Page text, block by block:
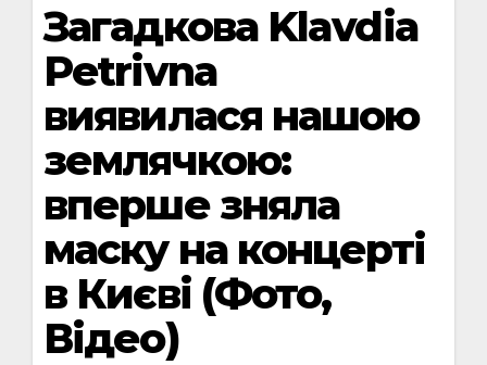
Загадкова Klavdia
Petrivna
виявилася нашою
землячкою:
вперше зняла
маску на концерті
в Києві (Фото,
Відео)